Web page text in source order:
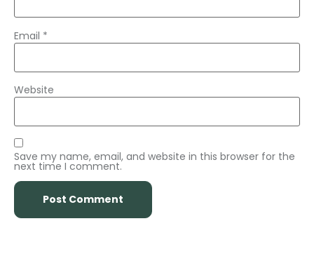
Email *
Website
Save my name, email, and website in this browser for the
next time I comment.